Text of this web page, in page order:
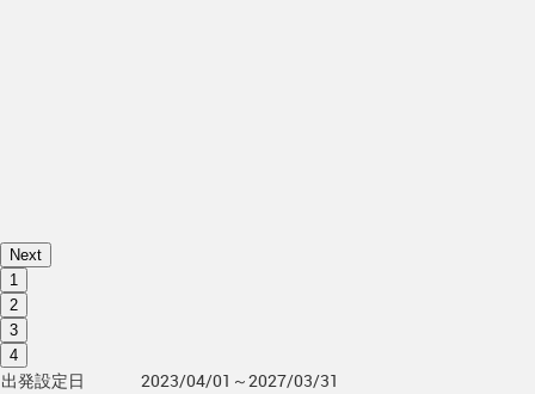
Next
1
2
3
4
出発設定日
2023/04/01～2027/03/31